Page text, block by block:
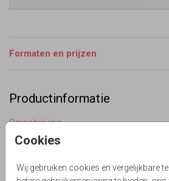
Cookies
Wij gebruiken cookies en vergelijkbare
Formaten en prijzen
Productinformatie
Omschrijving
Unieke enkele bohemian uitnodiging
watercolor effect. Alles staat los en is
Meerdere mogelijkheden zie